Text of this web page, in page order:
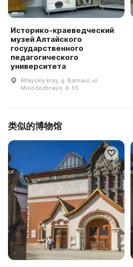
Историко-краеведческий
музей Алтайского
государственного
педагогического
университета
Altayskiy kray, g. Barnaul, ul.
Molodezhnaya, d. 55
类似的博物馆